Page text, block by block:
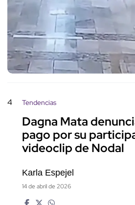
4 Tendencias
Dagna Mata
pago por su
videoclip de Nodal
Karla Espejel
14 de abril de 2026